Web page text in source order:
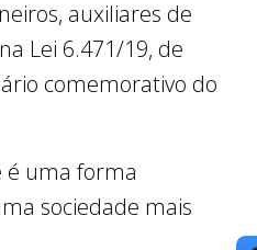
auxiliares de
Lei 6.471/19, de
comemorativo do
é uma forma
sociedade mais